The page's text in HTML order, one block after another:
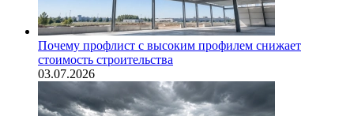
Почему профлист с высоким профилем снижает
стоимость строительства
03.07.2026